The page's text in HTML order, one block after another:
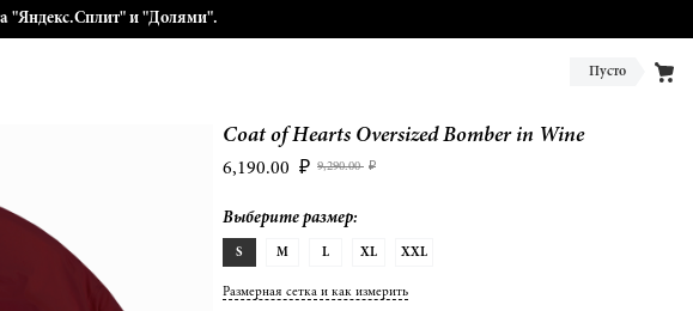
"Яндекс.Сплит" и "Долями".
Пусто
Coat of Hearts Oversized Bomber in Wine
6,190.00 ₽ 9,290.00 ₽
Выберите размер:
S M L XL XXL
Размерная сетка и как измерить